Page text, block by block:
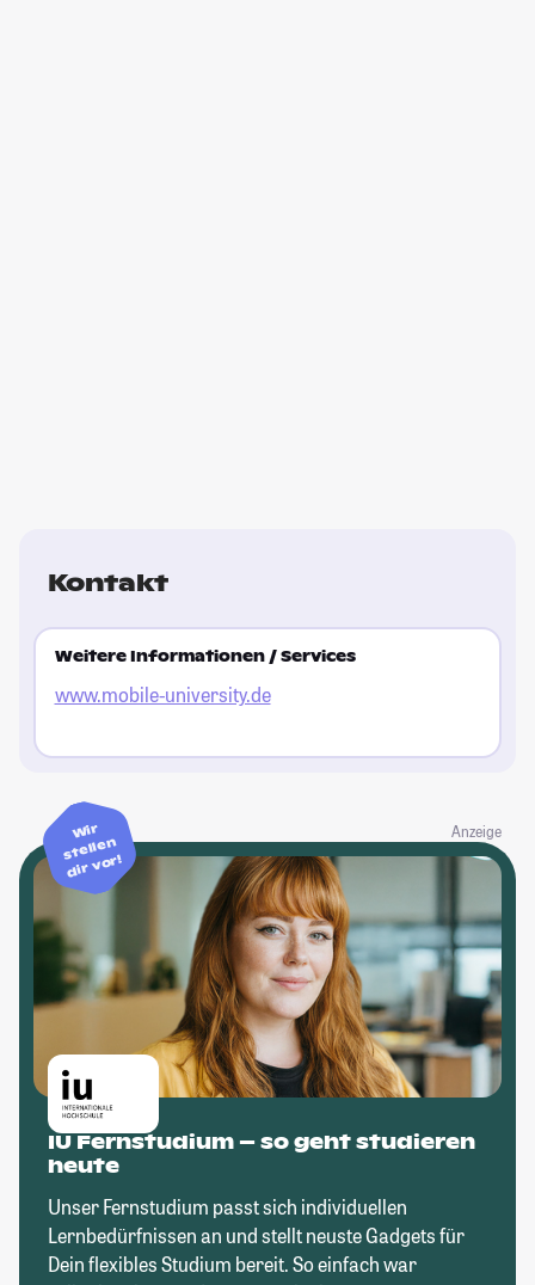
Kontakt
Weitere Informationen / Services
www.mobile-university.de
Anzeige
Wir
stellen
dir vor!
IU Fernstudium – so geht studieren
heute
Unser Fernstudium passt sich individuellen
Lernbedürfnissen an und stellt neuste Gadgets für
Dein flexibles Studium bereit. So einfach war